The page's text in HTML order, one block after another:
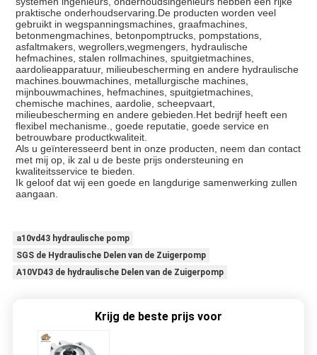
praktische onderhoudservaring.De producten worden veel
gebruikt in wegspanningsmachines, graafmachines,
betonmengmachines, betonpomptrucks, pompstations,
asfaltmakers, wegrollers,wegmengers, hydraulische
hefmachines, stalen rollmachines, spuitgietmachines,
aardolieapparatuur, milieubescherming en andere hydraulische
machines.bouwmachines, metallurgische machines,
mijnbouwmachines, hefmachines, spuitgietmachines,
chemische machines, aardolie, scheepvaart,
milieubescherming en andere gebieden.Het bedrijf heeft een
flexibel mechanisme., goede reputatie, goede service en
betrouwbare productkwaliteit.
Als u geïnteresseerd bent in onze producten, neem dan contact
met mij op, ik zal u de beste prijs ondersteuning en
kwaliteitsservice te bieden.
Ik geloof dat wij een goede en langdurige samenwerking zullen
aangaan.
a10vd43 hydraulische pomp
SGS de Hydraulische Delen van de Zuigerpomp
A10VD43 de hydraulische Delen van de Zuigerpomp
Krijg de beste prijs voor